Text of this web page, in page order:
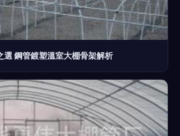
選 鋼管鍍塑溫室大棚骨架解析